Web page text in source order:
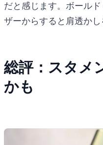
だと感じます。ボール
ザーからすると肩透かし
総評：スタメ
かも